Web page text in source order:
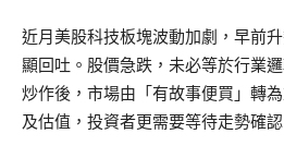
近月美股科技板塊波動加劇，早前
顯回吐。股價急跌，未必等於行業
炒作後，市場由「有故事便買」轉
及估值，投資者更需要等待走勢確